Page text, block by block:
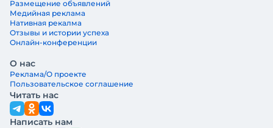
Размещение объявлений
Медийная реклама
Нативная рекалма
Отзывы и истории успеха
Онлайн-конференции
О нас
Реклама/О проекте
Пользовательское соглашение
Читать нас
Написать нам